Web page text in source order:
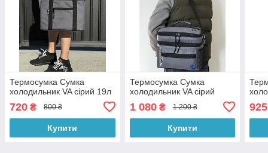
Термосумка Сумка
холодильник VA сірий 19л
720 ₴ 800 ₴
Купити
Термосумка Сумка
холодильник VA сірий
1 080₴ 1 200 ₴
Купити
925